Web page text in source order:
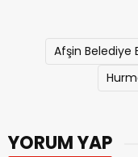
Afşin Belediye
YORUM YAP